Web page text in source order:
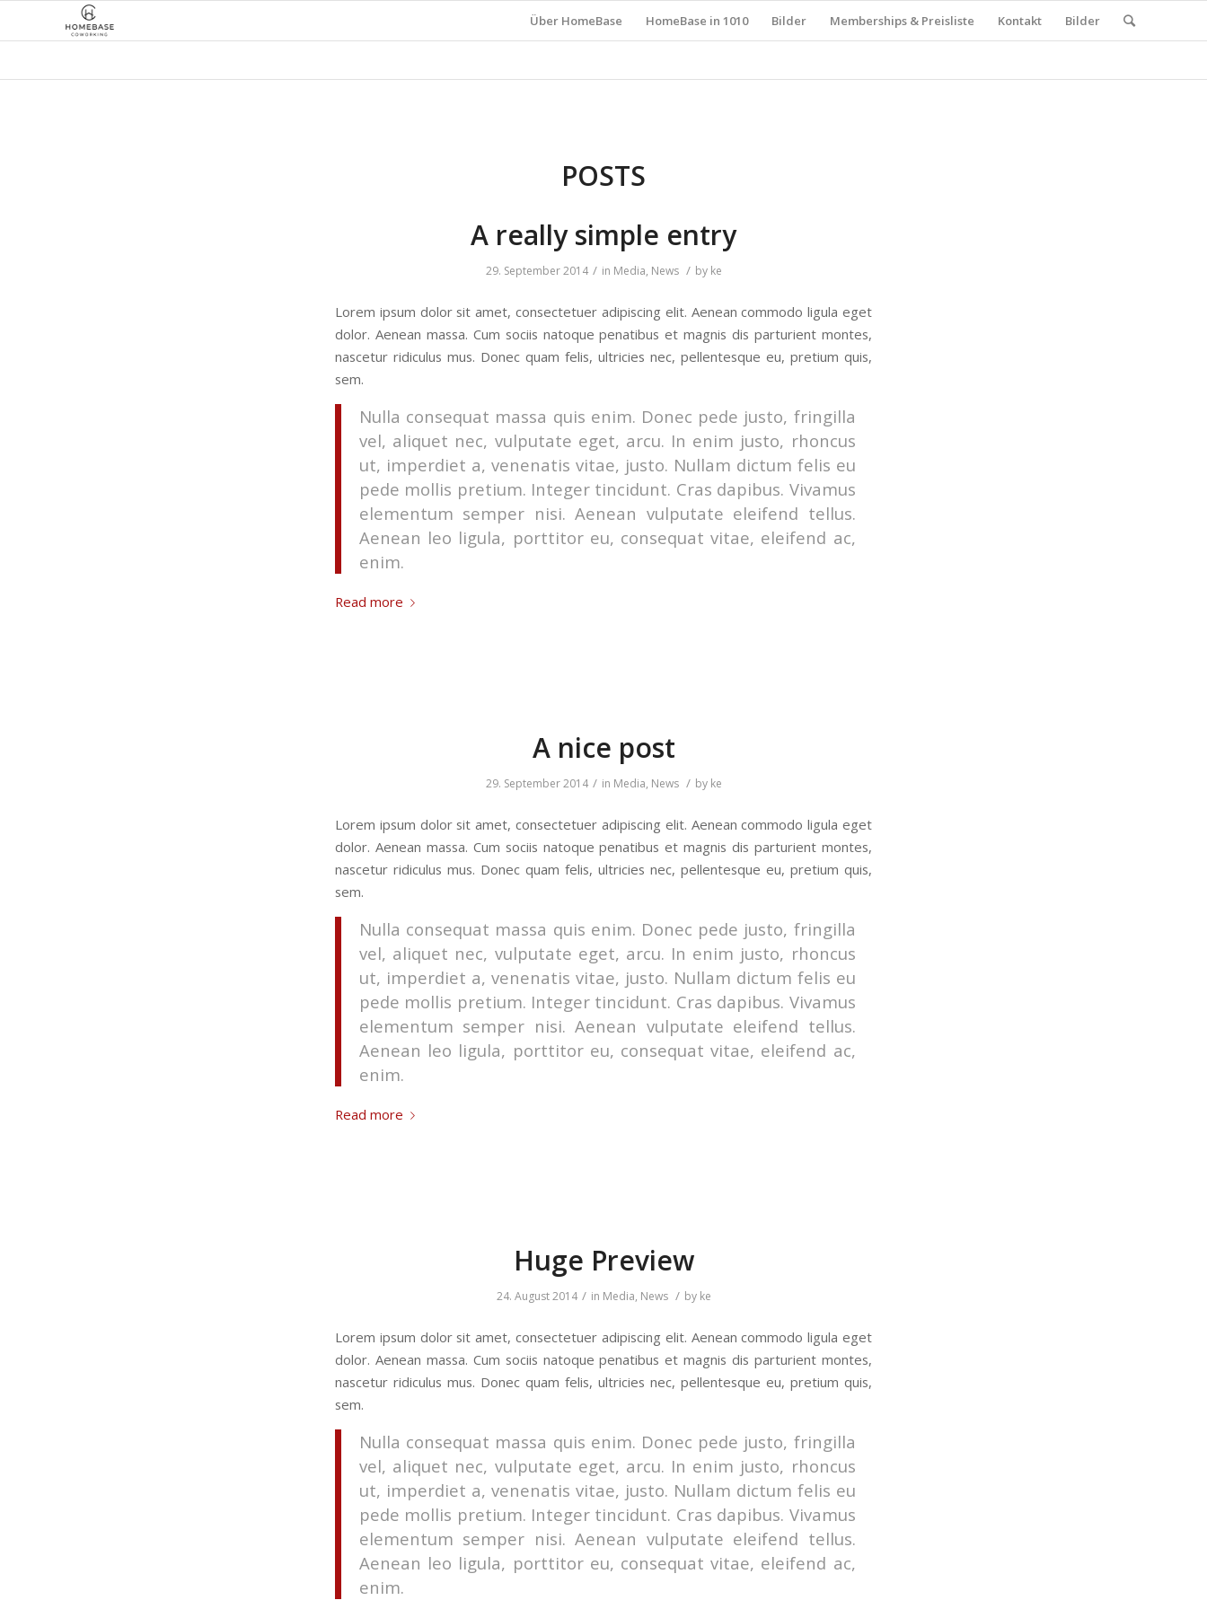
Über HomeBase HomeBase in 1010 Bilder Memberships & Preisliste Kontakt Bilder
POSTS
A really simple entry
29. September 2014 / in Media, News / by ke
Lorem ipsum dolor sit amet, consectetuer adipiscing elit. Aenean commodo ligula eget
dolor. Aenean massa. Cum sociis natoque penatibus et magnis dis parturient montes,
nascetur ridiculus mus. Donec quam felis, ultricies nec, pellentesque eu, pretium quis,
sem.
Nulla consequat massa quis enim. Donec pede justo, fringilla
vel, aliquet nec, vulputate eget, arcu. In enim justo, rhoncus
ut, imperdiet a, venenatis vitae, justo. Nullam dictum felis eu
pede mollis pretium. Integer tincidunt. Cras dapibus. Vivamus
elementum semper nisi. Aenean vulputate eleifend tellus.
Aenean leo ligula, porttitor eu, consequat vitae, eleifend ac,
enim.
Read more
A nice post
29. September 2014 / in Media, News / by ke
Lorem ipsum dolor sit amet, consectetuer adipiscing elit. Aenean commodo ligula eget
dolor. Aenean massa. Cum sociis natoque penatibus et magnis dis parturient montes,
nascetur ridiculus mus. Donec quam felis, ultricies nec, pellentesque eu, pretium quis,
sem.
Nulla consequat massa quis enim. Donec pede justo, fringilla
vel, aliquet nec, vulputate eget, arcu. In enim justo, rhoncus
ut, imperdiet a, venenatis vitae, justo. Nullam dictum felis eu
pede mollis pretium. Integer tincidunt. Cras dapibus. Vivamus
elementum semper nisi. Aenean vulputate eleifend tellus.
Aenean leo ligula, porttitor eu, consequat vitae, eleifend ac,
enim.
Read more
Huge Preview
24. August 2014 / in Media, News / by ke
Lorem ipsum dolor sit amet, consectetuer adipiscing elit. Aenean commodo ligula eget
dolor. Aenean massa. Cum sociis natoque penatibus et magnis dis parturient montes,
nascetur ridiculus mus. Donec quam felis, ultricies nec, pellentesque eu, pretium quis,
sem.
Nulla consequat massa quis enim. Donec pede justo, fringilla
vel, aliquet nec, vulputate eget, arcu. In enim justo, rhoncus
ut, imperdiet a, venenatis vitae, justo. Nullam dictum felis eu
pede mollis pretium. Integer tincidunt. Cras dapibus. Vivamus
elementum semper nisi. Aenean vulputate eleifend tellus.
Aenean leo ligula, porttitor eu, consequat vitae, eleifend ac,
enim.